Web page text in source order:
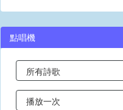
點唱機